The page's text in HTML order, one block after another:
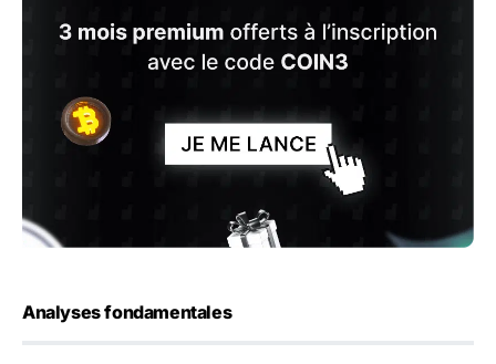
Analyses fondamentales